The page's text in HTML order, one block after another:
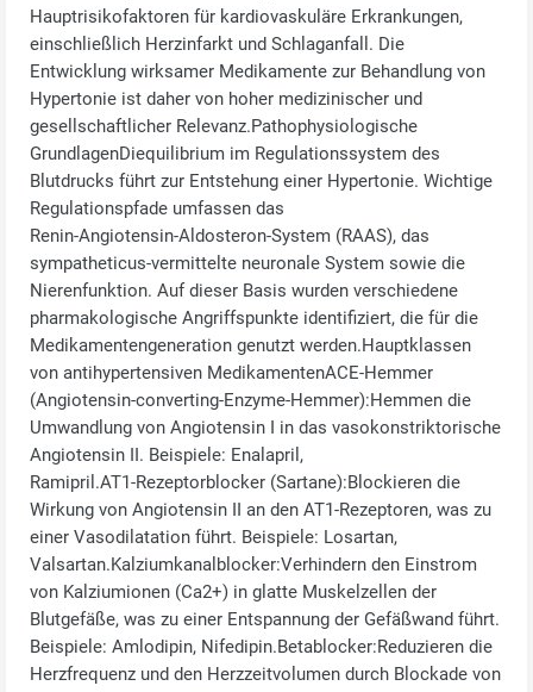
Hauptrisikofaktoren für kardiovaskuläre Erkrankungen,
einschließlich Herzinfarkt und Schlaganfall. Die
Entwicklung wirksamer Medikamente zur Behandlung von
Hypertonie ist daher von hoher medizinischer und
gesellschaftlicher Relevanz.Pathophysiologische
GrundlagenDiequilibrium im Regulationssystem des
Blutdrucks führt zur Entstehung einer Hypertonie. Wichtige
Regulationspfade umfassen das
Renin‑Angiotensin‑Aldosteron‑System (RAAS), das
sympatheticus‑vermittelte neuronale System sowie die
Nierenfunktion. Auf dieser Basis wurden verschiedene
pharmakologische Angriffspunkte identifiziert, die für die
Medikamentengeneration genutzt werden.Hauptklassen
von antihypertensiven MedikamentenACE‑Hemmer
(Angiotensin‑converting‑Enzyme‑Hemmer):Hemmen die
Umwandlung von Angiotensin I in das vasokonstriktorische
Angiotensin II. Beispiele: Enalapril,
Ramipril.AT1‑Rezeptorblocker (Sartane):Blockieren die
Wirkung von Angiotensin II an den AT1‑Rezeptoren, was zu
einer Vasodilatation führt. Beispiele: Losartan,
Valsartan.Kalziumkanalblocker:Verhindern den Einstrom
von Kalziumionen (Ca2+) in glatte Muskelzellen der
Blutgefäße, was zu einer Entspannung der Gefäßwand führt.
Beispiele: Amlodipin, Nifedipin.Betablocker:Reduzieren die
Herzfrequenz und den Herzzeitvolumen durch Blockade von